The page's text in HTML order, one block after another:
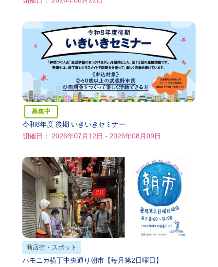
募集中
令和8年度 後期 いきいきセミナー
開催日： 2026年07月12日 - 2026年08月09日
商店街・スポット
ハモニカ横丁中央通り朝市【毎月第2日曜日】